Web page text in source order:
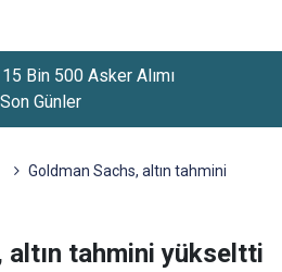
Bin 500 Asker Alımı
Günler
Goldman Sachs, altın tahmini
altın tahmini yükseltti